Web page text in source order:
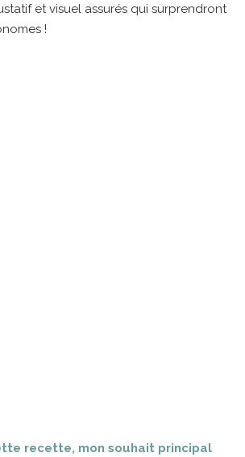
et visuel assurés qui surprendront
!
recette, mon souhait principal